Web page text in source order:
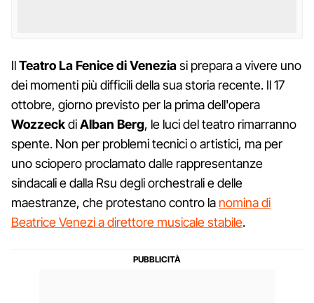
IlTeatro La Fenice di Veneziasi prepara a vivere uno
dei momenti più difficili della sua storia recente. Il 17
ottobre, giorno previsto per la prima dell'opera
WozzeckdiAlban Berg, le luci del teatro rimarranno
spente. Non per problemi tecnici o artistici, ma per
uno sciopero proclamato dalle rappresentanze
sindacali e dalla Rsu degli orchestrali e delle
maestranze, che protestano contro la nomina di
Beatrice Venezi a direttore musicale stabile.